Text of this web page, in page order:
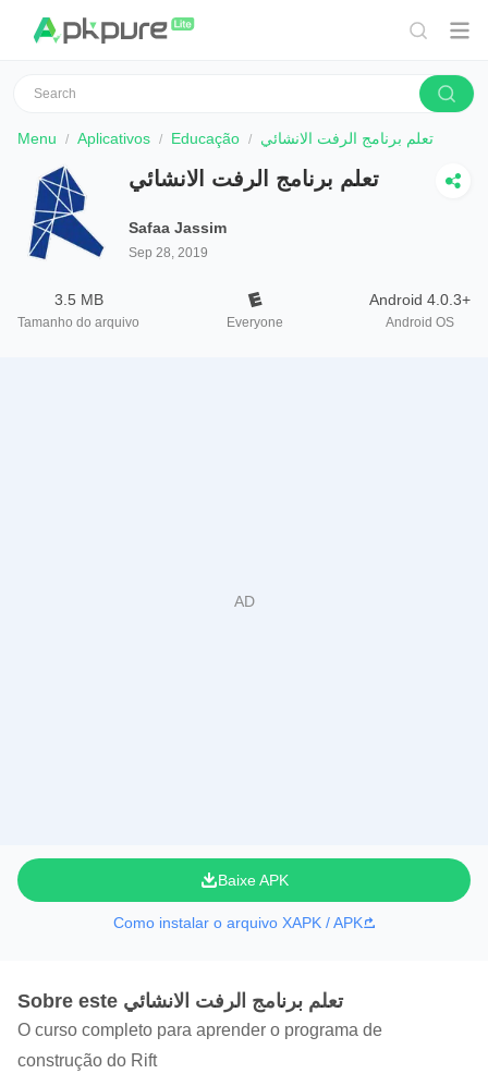
Menu Aplicativos Educação تعلم برنامج الرفت الانشائي
تعلم برنامج الرفت الانشائي
Safaa Jassim
Sep 28, 2019
3.5 MB
Tamanho do arquivo Everyone
Android 4.0.3+
Android OS
Baixe APK
Como instalar o arquivo XAPK / APK
Sobre este تعلم برنامج الرفت الانشائي
O curso completo para aprender o programa de
construção do Rift